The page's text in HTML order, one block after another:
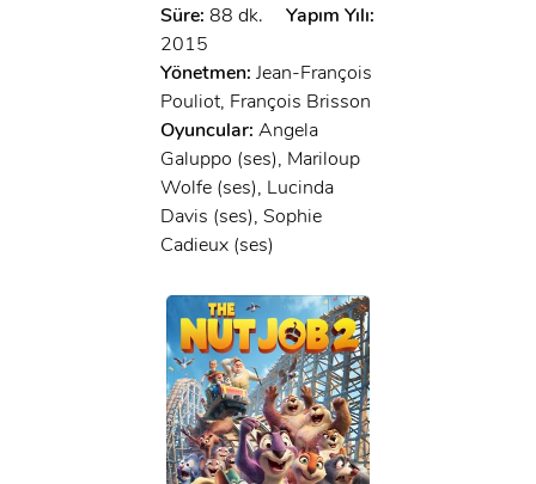
Süre: 88 dk.
Yapım Yılı:
2015
Yönetmen: Jean-François
Pouliot, François Brisson
Oyuncular: Angela
Galuppo (ses), Mariloup
Wolfe (ses), Lucinda
Davis (ses), Sophie
Cadieux (ses)